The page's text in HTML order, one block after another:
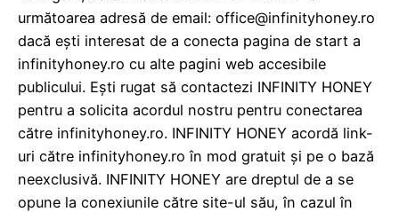
următoarea adresă de email: office@infinityhoney.ro
dacă ești interesat de a conecta pagina de start a
infinityhoney.ro cu alte pagini web accesibile
publicului. Ești rugat să contactezi INFINITY HONEY
pentru a solicita acordul nostru pentru conectarea
către infinityhoney.ro. INFINITY HONEY acordă link-
uri către infinityhoney.ro în mod gratuit și pe o bază
neexclusivă. INFINITY HONEY are dreptul de a se
opune la conexiunile către site-ul său, în cazul în